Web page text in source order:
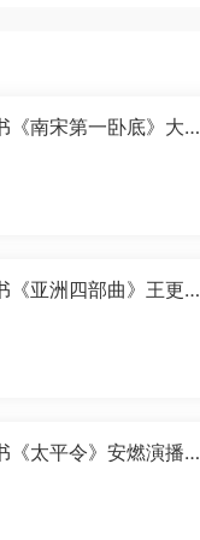
《南宋第一卧底》大斌
《亚洲四部曲》王更新
《太平令》安燃演播